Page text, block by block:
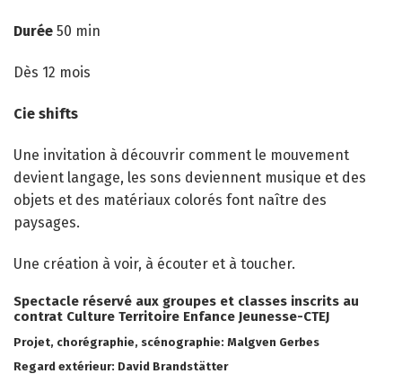
Durée 50 min
Dès 12 mois
Cie shifts
Une invitation à découvrir comment le mouvement
devient langage, les sons deviennent musique et des
objets et des matériaux colorés font naître des
paysages.
Une création à voir, à écouter et à toucher.
Spectacle réservé aux groupes et classes inscrits au
contrat Culture Territoire Enfance Jeunesse-CTEJ
Projet, chorégraphie, scénographie: Malgven Gerbes
Regard extérieur: David Brandstätter